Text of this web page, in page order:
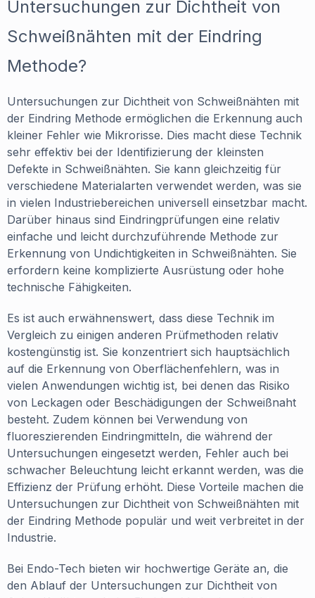
Untersuchungen zur Dichtheit von
Schweißnähten mit der Eindring
Methode?
Untersuchungen zur Dichtheit von Schweißnähten mit
der Eindring Methode ermöglichen die Erkennung auch
kleiner Fehler wie Mikrorisse. Dies macht diese Technik
sehr effektiv bei der Identifizierung der kleinsten
Defekte in Schweißnähten. Sie kann gleichzeitig für
verschiedene Materialarten verwendet werden, was sie
in vielen Industriebereichen universell einsetzbar macht.
Darüber hinaus sind Eindringprüfungen eine relativ
einfache und leicht durchzuführende Methode zur
Erkennung von Undichtigkeiten in Schweißnähten. Sie
erfordern keine komplizierte Ausrüstung oder hohe
technische Fähigkeiten.
Es ist auch erwähnenswert, dass diese Technik im
Vergleich zu einigen anderen Prüfmethoden relativ
kostengünstig ist. Sie konzentriert sich hauptsächlich
auf die Erkennung von Oberflächenfehlern, was in
vielen Anwendungen wichtig ist, bei denen das Risiko
von Leckagen oder Beschädigungen der Schweißnaht
besteht. Zudem können bei Verwendung von
fluoreszierenden Eindringmitteln, die während der
Untersuchungen eingesetzt werden, Fehler auch bei
schwacher Beleuchtung leicht erkannt werden, was die
Effizienz der Prüfung erhöht. Diese Vorteile machen die
Untersuchungen zur Dichtheit von Schweißnähten mit
der Eindring Methode populär und weit verbreitet in der
Industrie.
Bei Endo-Tech bieten wir hochwertige Geräte an, die
den Ablauf der Untersuchungen zur Dichtheit von